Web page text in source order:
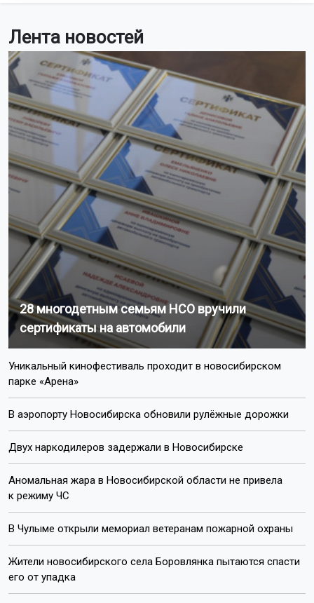
Лента новостей
28 многодетным семьям НСО вручили
сертификаты на автомобили
Уникальный кинофестиваль проходит в новосибирском
парке «Арена»
В аэропорту Новосибирска обновили рулёжные дорожки
Двух наркодилеров задержали в Новосибирске
Аномальная жара в Новосибирской области не привела
к режиму ЧС
В Чулыме открыли мемориал ветеранам пожарной охраны
Жители новосибирского села Боровлянка пытаются спасти
его от упадка